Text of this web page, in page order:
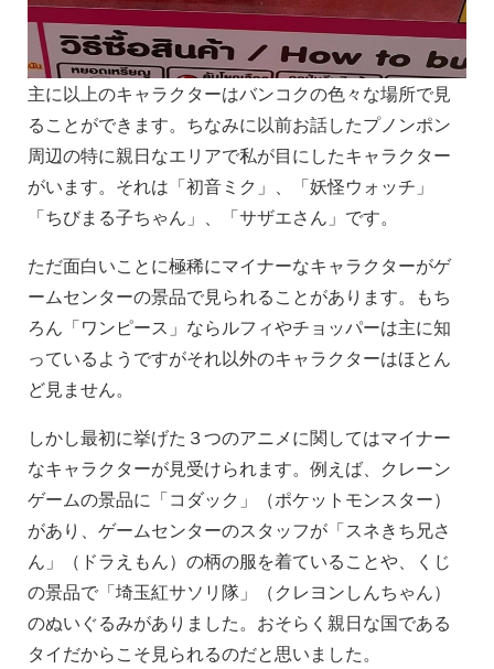
主に以上のキャラクターはバンコクの色々な場所で見
ることができます。ちなみに以前お話したプノンポン
周辺の特に親日なエリアで私が目にしたキャラクター
がいます。それは「初音ミク」、「妖怪ウォッチ」
「ちびまる子ちゃん」、「サザエさん」です。
ただ面白いことに極稀にマイナーなキャラクターがゲ
ームセンターの景品で見られることがあります。もち
ろん「ワンピース」ならルフィやチョッパーは主に知
っているようですがそれ以外のキャラクターはほとん
ど見ません。
しかし最初に挙げた３つのアニメに関してはマイナー
なキャラクターが見受けられます。例えば、クレーン
ゲームの景品に「コダック」（ポケットモンスター）
があり、ゲームセンターのスタッフが「スネきち兄さ
ん」（ドラえもん）の柄の服を着ていることや、くじ
の景品で「埼玉紅サソリ隊」（クレヨンしんちゃん）
のぬいぐるみがありました。おそらく親日な国である
タイだからこそ見られるのだと思いました。